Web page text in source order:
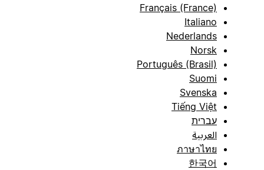
Français (France)
Italiano
Nederlands
Norsk
Português (Brasil)
Suomi
Svenska
Tiếng Việt
עברית
العربية
ภาษาไทย
한국어